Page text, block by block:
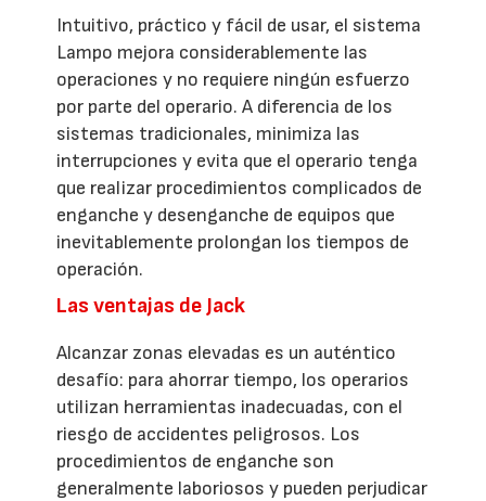
Intuitivo, práctico y fácil de usar, el sistema
Lampo mejora considerablemente las
operaciones y no requiere ningún esfuerzo
por parte del operario. A diferencia de los
sistemas tradicionales, minimiza las
interrupciones y evita que el operario tenga
que realizar procedimientos complicados de
enganche y desenganche de equipos que
inevitablemente prolongan los tiempos de
operación.
Las ventajas de Jack
Alcanzar zonas elevadas es un auténtico
desafío: para ahorrar tiempo, los operarios
utilizan herramientas inadecuadas, con el
riesgo de accidentes peligrosos. Los
procedimientos de enganche son
generalmente laboriosos y pueden perjudicar